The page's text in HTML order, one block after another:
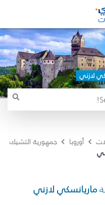
لازني
أوروبا
جمهورية التشيك
ماريانسكي لازني